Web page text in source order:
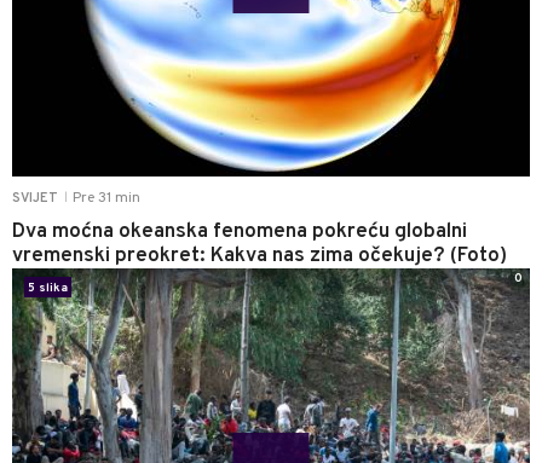
SVIJET Pre 31 min
Dva moćna okeanska fenomena pokreću globalni
vremenski preokret: Kakva nas zima očekuje? (Foto)
5 slika
0